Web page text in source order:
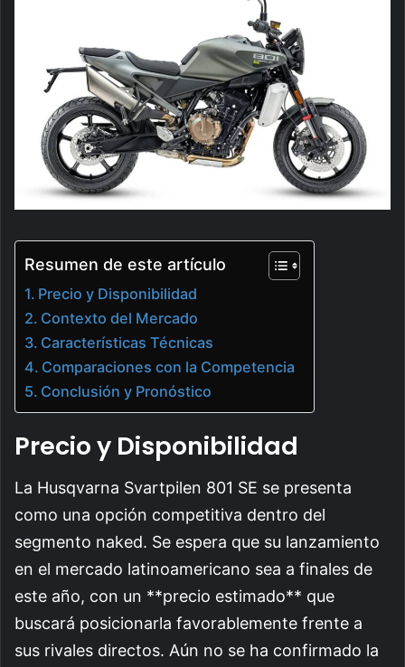
Resumen de este artículo
Precio y Disponibilidad
Contexto del Mercado
Características Técnicas
Comparaciones con la Competencia
Conclusión y Pronóstico
Precio y Disponibilidad
La Husqvarna Svartpilen 801 SE se presenta
como una opción competitiva dentro del
segmento naked. Se espera que su lanzamiento
en el mercado latinoamericano sea a finales de
este año, con un **precio estimado** que
buscará posicionarla favorablemente frente a
sus rivales directos. Aún no se ha confirmado la